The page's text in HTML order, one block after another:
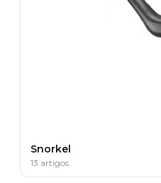
Snorkel
13 artigos